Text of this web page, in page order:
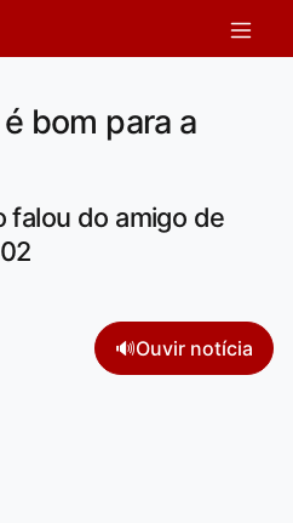
bom para a
falou do amigo de
🔊Ouvir notícia